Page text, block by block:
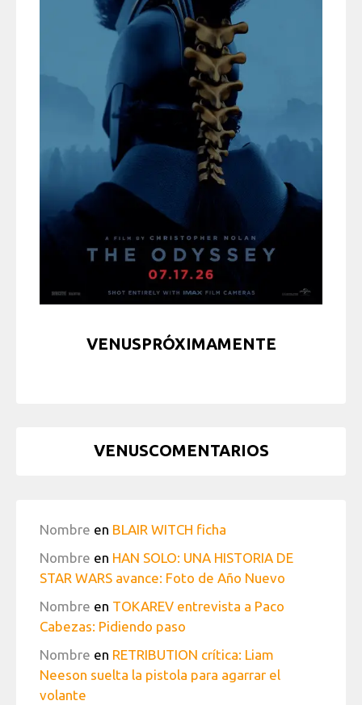
VENUSPRÓXIMAMENTE
VENUSCOMENTARIOS
Nombre en BLAIR WITCH ficha
Nombre en HAN SOLO: UNA HISTORIA DE
STAR WARS avance: Foto de Año Nuevo
Nombre en TOKAREV entrevista a Paco
Cabezas: Pidiendo paso
Nombre en RETRIBUTION crítica: Liam
Neeson suelta la pistola para agarrar el
volante